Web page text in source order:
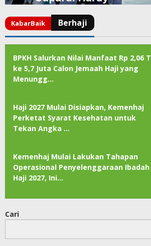
BPKH Salurkan Nilai Manfaat Rp 2,06 T
ke 5,7 Juta Calon Jemaah Haji yang
Menungg…
Haji 2027 Mulai Disiapkan, Kemenhaj
Perketat Syarat Kesehatan untuk
Tekan Angka …
Kemenhaj Mulai Lakukan Tahapan
Operasional Penyelenggaraan Ibadah
Haji 2027, Ini…
Cari